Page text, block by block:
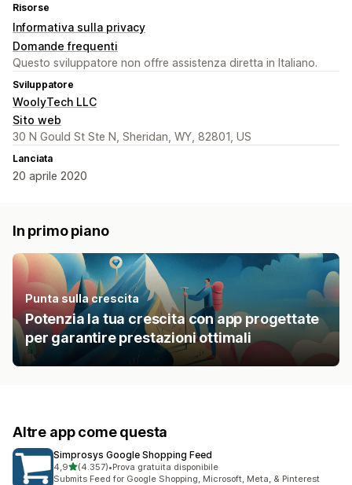
Risorse
Informativa sulla privacy
Domande frequenti
Questo sviluppatore non offre assistenza diretta in Italiano.
Sviluppatore
WoolyTech LLC
Sito web
30 N Gould St Ste N, Sheridan, WY, 82801, US
Lanciata
20 aprile 2020
In primo piano
Punta sulla crescita
Potenzia la tua crescita con app progettate
per garantire prestazioni ottimali
Altre app come questa
Simprosys Google Shopping Feed
4,9stelle su 5
(4.357)
4357 recensioni totali
•Prova gratuita disponibile
Submits Feed for Google Shopping, Microsoft, Meta, & Pinterest